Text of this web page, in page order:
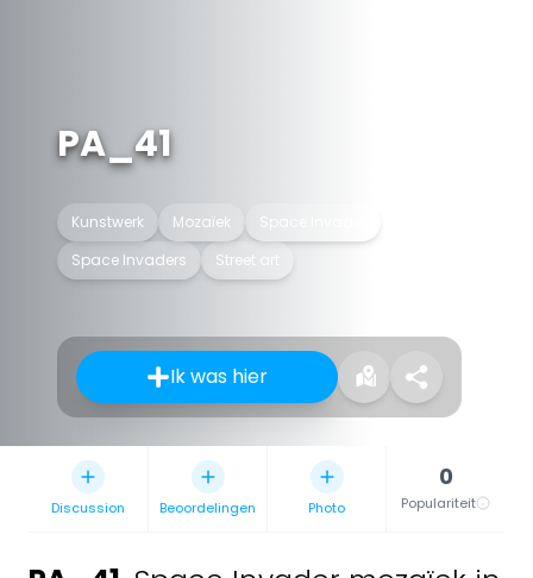
PA_41
Kunstwerk Mozaïek
Space Invader
Space Invaders
Street art
Ik was hier
Discussion Beoordelingen Photo
0
Populariteit